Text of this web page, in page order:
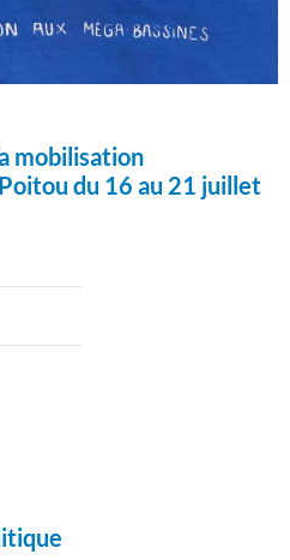
mobilisation
du 16 au 21 juillet